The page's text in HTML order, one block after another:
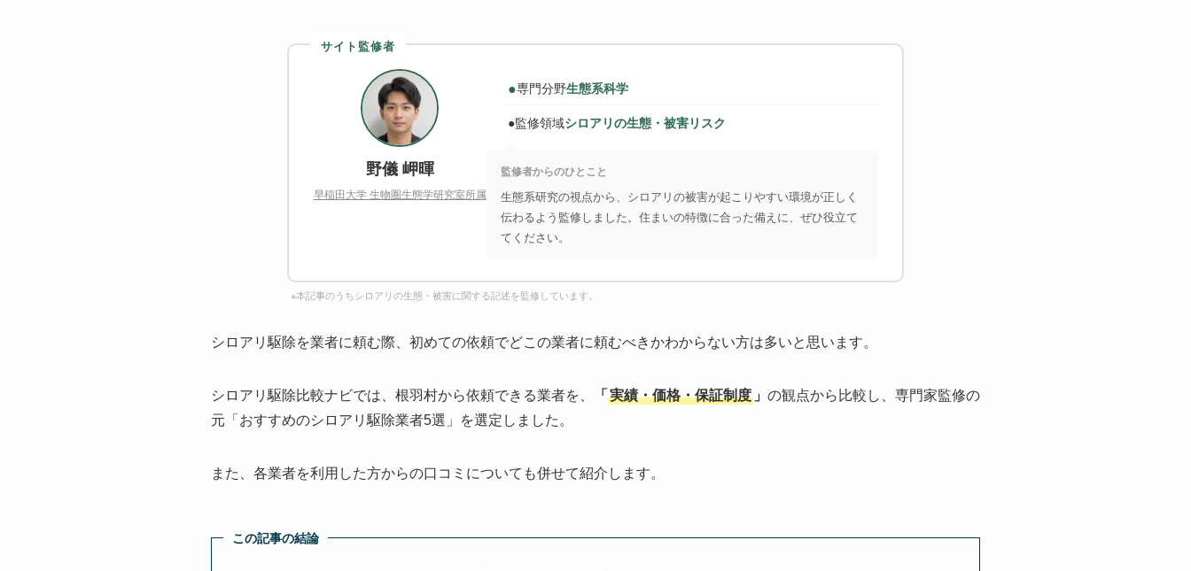
サイト監修者
野儀 岬暉
早稲田大学 生物圏生態学研究室所属
●専門分野生態系科学
●監修領域シロアリの生態・被害リスク
監修者からのひとこと
生態系研究の視点から、シロアリの被害が起こりやすい環境が正しく
伝わるよう監修しました。住まいの特徴に合った備えに、ぜひ役立て
てください。
※本記事のうちシロアリの生態・被害に関する記述を監修しています。
シロアリ駆除を業者に頼む際、初めての依頼でどこの業者に頼むべきかわからない方は多いと思います。
シロアリ駆除比較ナビでは、根羽村から依頼できる業者を、 「 実績・価格・保証制度 」 の観点から比較し、専門家監修の
元「おすすめのシロアリ駆除業者5選」を選定しました。
また、各業者を利用した方からの口コミについても併せて紹介します。
この記事の結論